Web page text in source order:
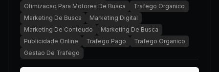
Otimizacao Para Motores De Busca
Trafego Organico
Marketing De Busca
Marketing Digital
Marketing De Conteudo
Marketing De Busca
Publicidade Online
Trafego Pago
Trafego Organico
Gestao De Trafego